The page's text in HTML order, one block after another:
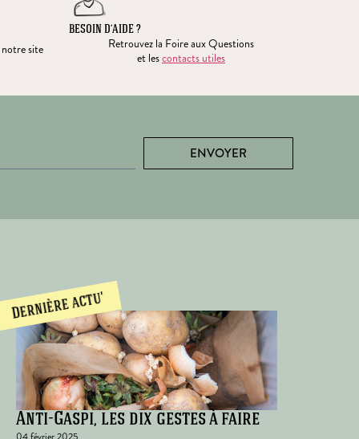
notre site
BESOIN D’AIDE ?
Retrouvez la Foire aux Questions
et lescontacts utiles
ENVOYER
Anti-Gaspi, les dix gestes à faire
Dernière actu'